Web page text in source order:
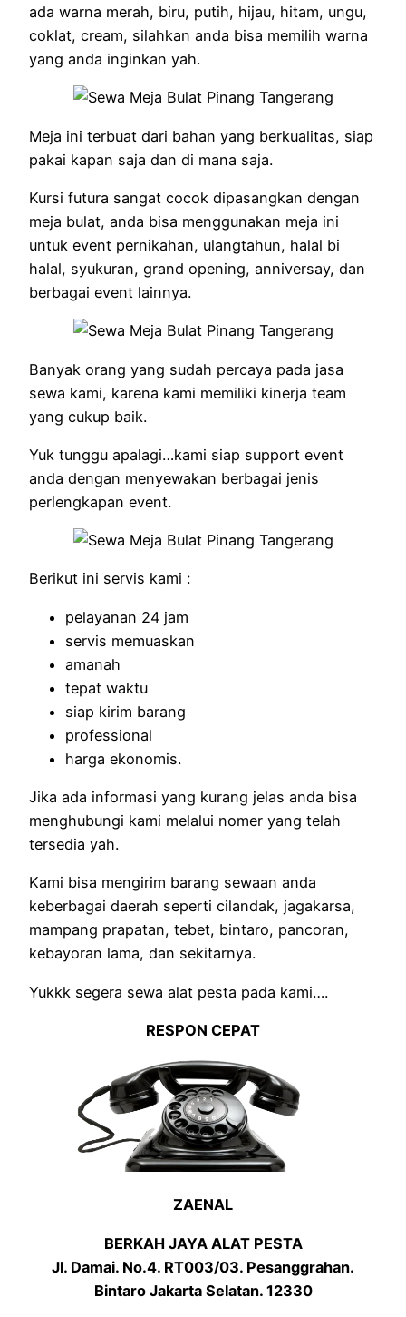
ada warna merah, biru, putih, hijau, hitam, ungu,
coklat, cream, silahkan anda bisa memilih warna
yang anda inginkan yah.
Meja ini terbuat dari bahan yang berkualitas, siap
pakai kapan saja dan di mana saja.
Kursi futura sangat cocok dipasangkan dengan
meja bulat, anda bisa menggunakan meja ini
untuk event pernikahan, ulangtahun, halal bi
halal, syukuran, grand opening, anniversay, dan
berbagai event lainnya.
Banyak orang yang sudah percaya pada jasa
sewa kami, karena kami memiliki kinerja team
yang cukup baik.
Yuk tunggu apalagi…kami siap support event
anda dengan menyewakan berbagai jenis
perlengkapan event.
Berikut ini servis kami :
pelayanan 24 jam
servis memuaskan
amanah
tepat waktu
siap kirim barang
professional
harga ekonomis.
Jika ada informasi yang kurang jelas anda bisa
menghubungi kami melalui nomer yang telah
tersedia yah.
Kami bisa mengirim barang sewaan anda
keberbagai daerah seperti cilandak, jagakarsa,
mampang prapatan, tebet, bintaro, pancoran,
kebayoran lama, dan sekitarnya.
Yukkk segera sewa alat pesta pada kami….
RESPON CEPAT
ZAENAL
BERKAH JAYA ALAT PESTA
Jl. Damai. No.4. RT003/03. Pesanggrahan.
Bintaro Jakarta Selatan. 12330